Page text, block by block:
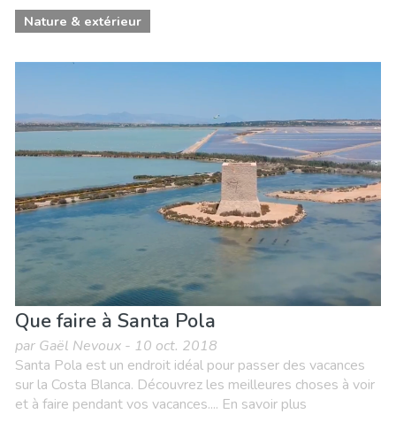
Nature & extérieur
Que faire à Santa Pola
par Gaël Nevoux - 10 oct. 2018
Santa Pola est un endroit idéal pour passer des vacances
sur la Costa Blanca. Découvrez les meilleures choses à voir
et à faire pendant vos vacances.... En savoir plus